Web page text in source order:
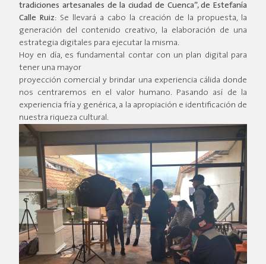
tradiciones artesanales de la ciudad de Cuenca”, de Estefanía
Calle Ruiz: Se llevará a cabo la creación de la propuesta, la
generación del contenido creativo, la elaboración de una
estrategia digitales para ejecutar la misma.
Hoy en día, es fundamental contar con un plan digital para
tener una mayor
proyección comercial y brindar una experiencia cálida donde
nos centraremos en el valor humano. Pasando así de la
experiencia fría y genérica, a la apropiación e identificación de
nuestra riqueza cultural.